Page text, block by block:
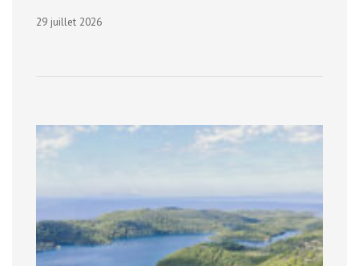
29 juillet 2026